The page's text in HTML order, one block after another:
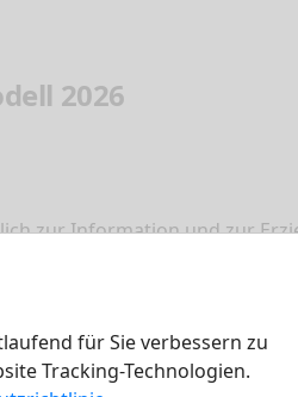
für Sie verbessern zu
Tracking-Technologien.
2026
zur Information und zur
und konfigurieren Sie
Sparen auch Sie beim